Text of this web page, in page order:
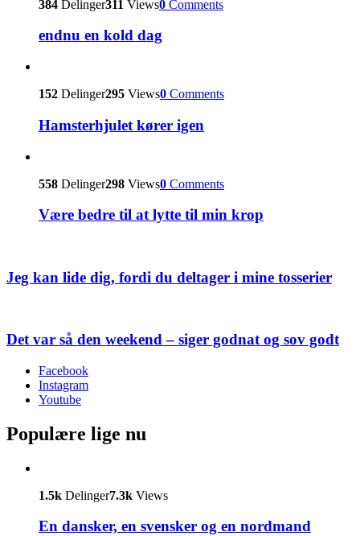
384 Delinger311 Views0 Comments
endnu en kold dag
152 Delinger295 Views0 Comments
Hamsterhjulet kører igen
558 Delinger298 Views0 Comments
Være bedre til at lytte til min krop
Jeg kan lide dig, fordi du deltager i mine tosserier
Det var så den weekend – siger godnat og sov godt
Facebook
Instagram
Youtube
Populære lige nu
1.5k Delinger7.3k Views
En dansker, en svensker og en nordmand